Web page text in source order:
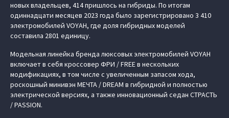
новых владельцев, 414 пришлось на гибриды. По итогам
одиннадцати месяцев 2023 года было зарегистрировано 3 410
электромобилей VOYAH, где доля гибридных моделей
составила 2801 единицу.
Модельная линейка бренда люксовых электромобилей VOYAH
включает в себя кроссовер ФРИ / FREE в нескольких
модификациях, в том числе с увеличенным запасом хода,
роскошный минивэн МЕЧТА / DREAM в гибридной и полностью
электрической версиях, а также инновационный седан СТРАСТЬ
/ PASSION.